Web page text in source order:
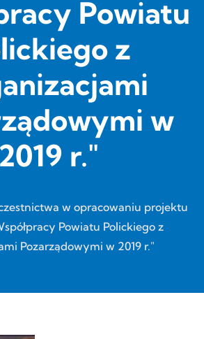
Powiatu
z
w
2019 r."
w opracowaniu projektu
Powiatu Polickiego z
Pozarządowymi w 2019 r."